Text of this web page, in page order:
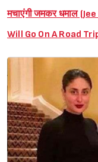
मचाएंगी जमकर धमाल
Will Go On A Road